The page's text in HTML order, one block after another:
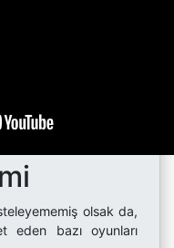
olsak da,
eden bazı oyunları